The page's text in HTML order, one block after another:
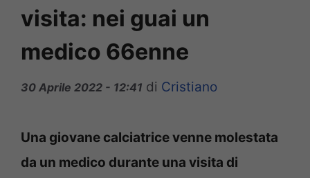
visita: nei guai un
medico 66enne
30 Aprile 2022 - 12:41 di Cristiano
Una giovane calciatrice venne molestata
da un medico durante una visita di